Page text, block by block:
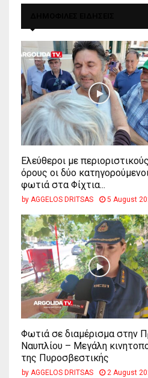
Ελεύθεροι με περιοριστικούς
όρους οι δύο
φωτιά στα Φίχτια...
by AGGELOS DRITSAS 5 August
Φωτιά σε διαμέρισμα στην
Ναυπλίου – Μεγάλη
της Πυροσβεστικής
by AGGELOS DRITSAS 2 August